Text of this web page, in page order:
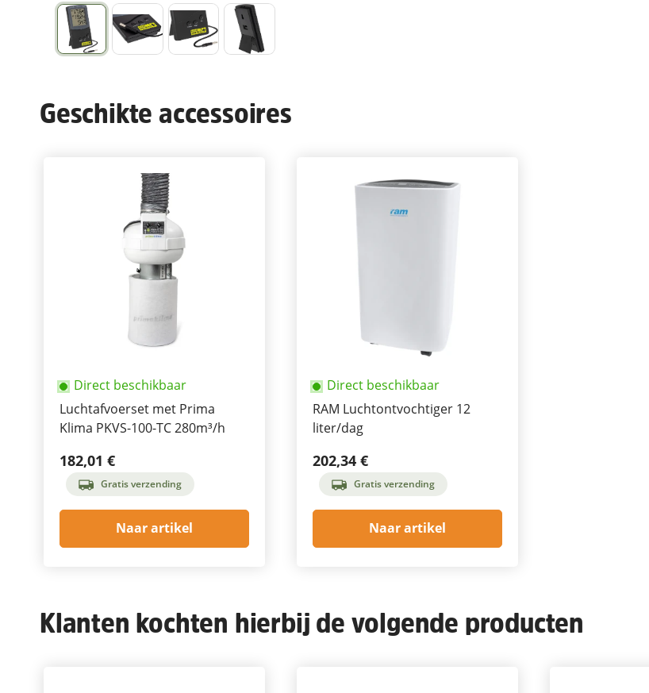
Geschikte accessoires
Direct beschikbaar
Luchtafvoerset met Prima
Klima PKVS-100-TC 280m³/h
182,01 €
Gratis verzending
Naar artikel
Direct beschikbaar
RAM Luchtontvochtiger 12
liter/dag
202,34 €
Gratis verzending
Naar artikel
Klanten kochten hierbij de volgende producten